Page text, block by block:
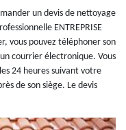
un devis de nettoyage
ENTREPRISE
vous pouvez téléphoner son
courrier électronique. Vous
24 heures suivant votre
de son siège. Le devis